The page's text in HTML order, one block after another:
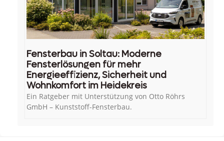
Fensterbau in Soltau: Moderne
Fensterlösungen für mehr
Energieeffizienz, Sicherheit und
Wohnkomfort im Heidekreis
Ein Ratgeber mit Unterstützung von Otto Röhrs
GmbH – Kunststoff-Fensterbau.